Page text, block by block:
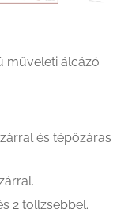
műveleti álcázó
és tépőzáras
2 tollzsebbel.